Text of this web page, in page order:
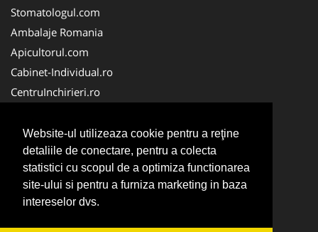
Website-ul utilizeaza cookie pentru a reţine
detaliile de conectare, pentru a colecta
statistici cu scopul de a optimiza functionarea
site-ului si pentru a furniza marketing in baza
intereselor dvs.
Stomatologul.com
Ambalaje Romania
Apicultorul.com
Cabinet-Individual.ro
CentruInchirieri.ro
FirmaDeratizare.ro
InstructorScoalaAuto.ro
SalonFrizerieCanina.com
Scoala Auto